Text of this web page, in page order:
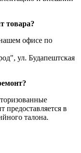
товара?
офисе по
ул. Будапештская
в
талона.